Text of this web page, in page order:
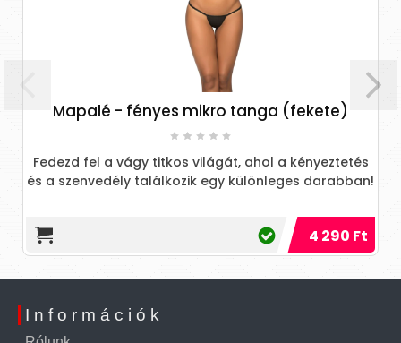
- fényes mikro tanga (fekete)
fel a vágy titkos világát, ahol a kényeztetés
találkozik egy különleges darabban!
4 290 Ft
Luise
Információk